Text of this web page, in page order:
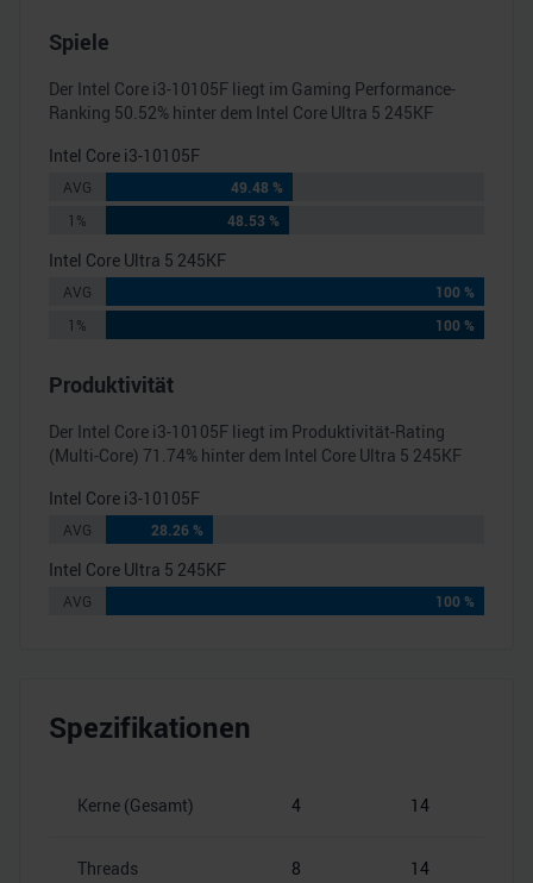
Spiele
Der Intel Core i3-10105F liegt im Gaming Performance-
Ranking 50.52% hinter dem Intel Core Ultra 5 245KF
Intel Core i3-10105F
AVG
49.48 %
1%
48.53 %
Intel Core Ultra 5 245KF
AVG
100 %
1%
100 %
Produktivität
Der Intel Core i3-10105F liegt im Produktivität-Rating
(Multi-Core) 71.74% hinter dem Intel Core Ultra 5 245KF
Intel Core i3-10105F
AVG 28.26 %
Intel Core Ultra 5 245KF
AVG 100 %
Spezifikationen
Kerne (Gesamt) 4 14
Threads 8 14